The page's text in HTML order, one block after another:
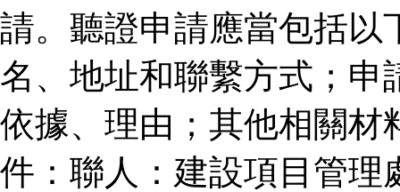
請。聽證申請應當包括以
名、地址和聯繫方式；申
依據、理由；其他相關材
件：聯人：建設項目管理